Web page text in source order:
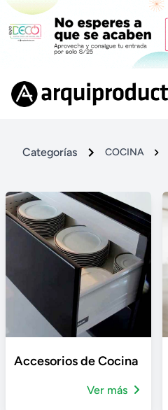
Categorías COCINA
Accesorios de Cocina
Ver más